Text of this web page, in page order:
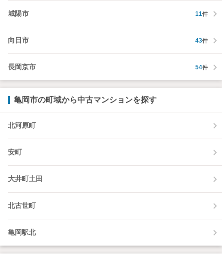
城陽市 11件
向日市 43件
長岡京市 54件
亀岡市の町域から中古マンションを探す
北河原町
安町
大井町土田
北古世町
亀岡駅北